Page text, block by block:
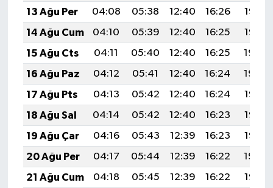
13 Ağu Per
04:08 05:38 12:40 16:26
19:33
14 Ağu Cum
04:10 05:39 12:40 16:25
19:32
15 Ağu Cts
04:11 05:40 12:40 16:25
19:30
16 Ağu Paz
04:12 05:41 12:40 16:24
19:29
17 Ağu Pts
04:13 05:42 12:40 16:24
19:28
18 Ağu Sal
04:14 05:42 12:40 16:23
19:27
19 Ağu Çar
04:16 05:43 12:39 16:23
19:25
20 Ağu Per
04:17 05:44 12:39 16:22
19:24
21 Ağu Cum
04:18 05:45 12:39 16:22
19:23